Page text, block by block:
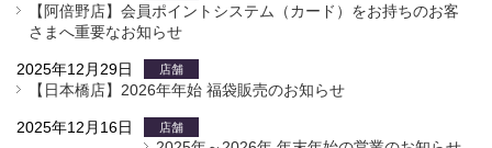
【阿倍野店】会員ポイントシステム（カード）をお持ちのお客
さまへ重要なお知らせ
2025年12月29日 店舗
【日本橋店】2026年年始 福袋販売のお知らせ
2025年12月16日 店舗